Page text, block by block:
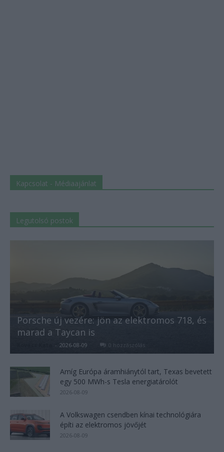
Kapcsolat - Médiaajánlat
Legutolsó postok
Porsche új vezére: jön az elektromos 718, és
marad a Taycan is
- 2026-08-09 0 hozzászólás
Amíg Európa áramhiánytól tart, Texas bevetett
egy 500 MWh-s Tesla energiatárolót
2026-08-09
A Volkswagen csendben kínai technológiára
építi az elektromos jövőjét
2026-08-09